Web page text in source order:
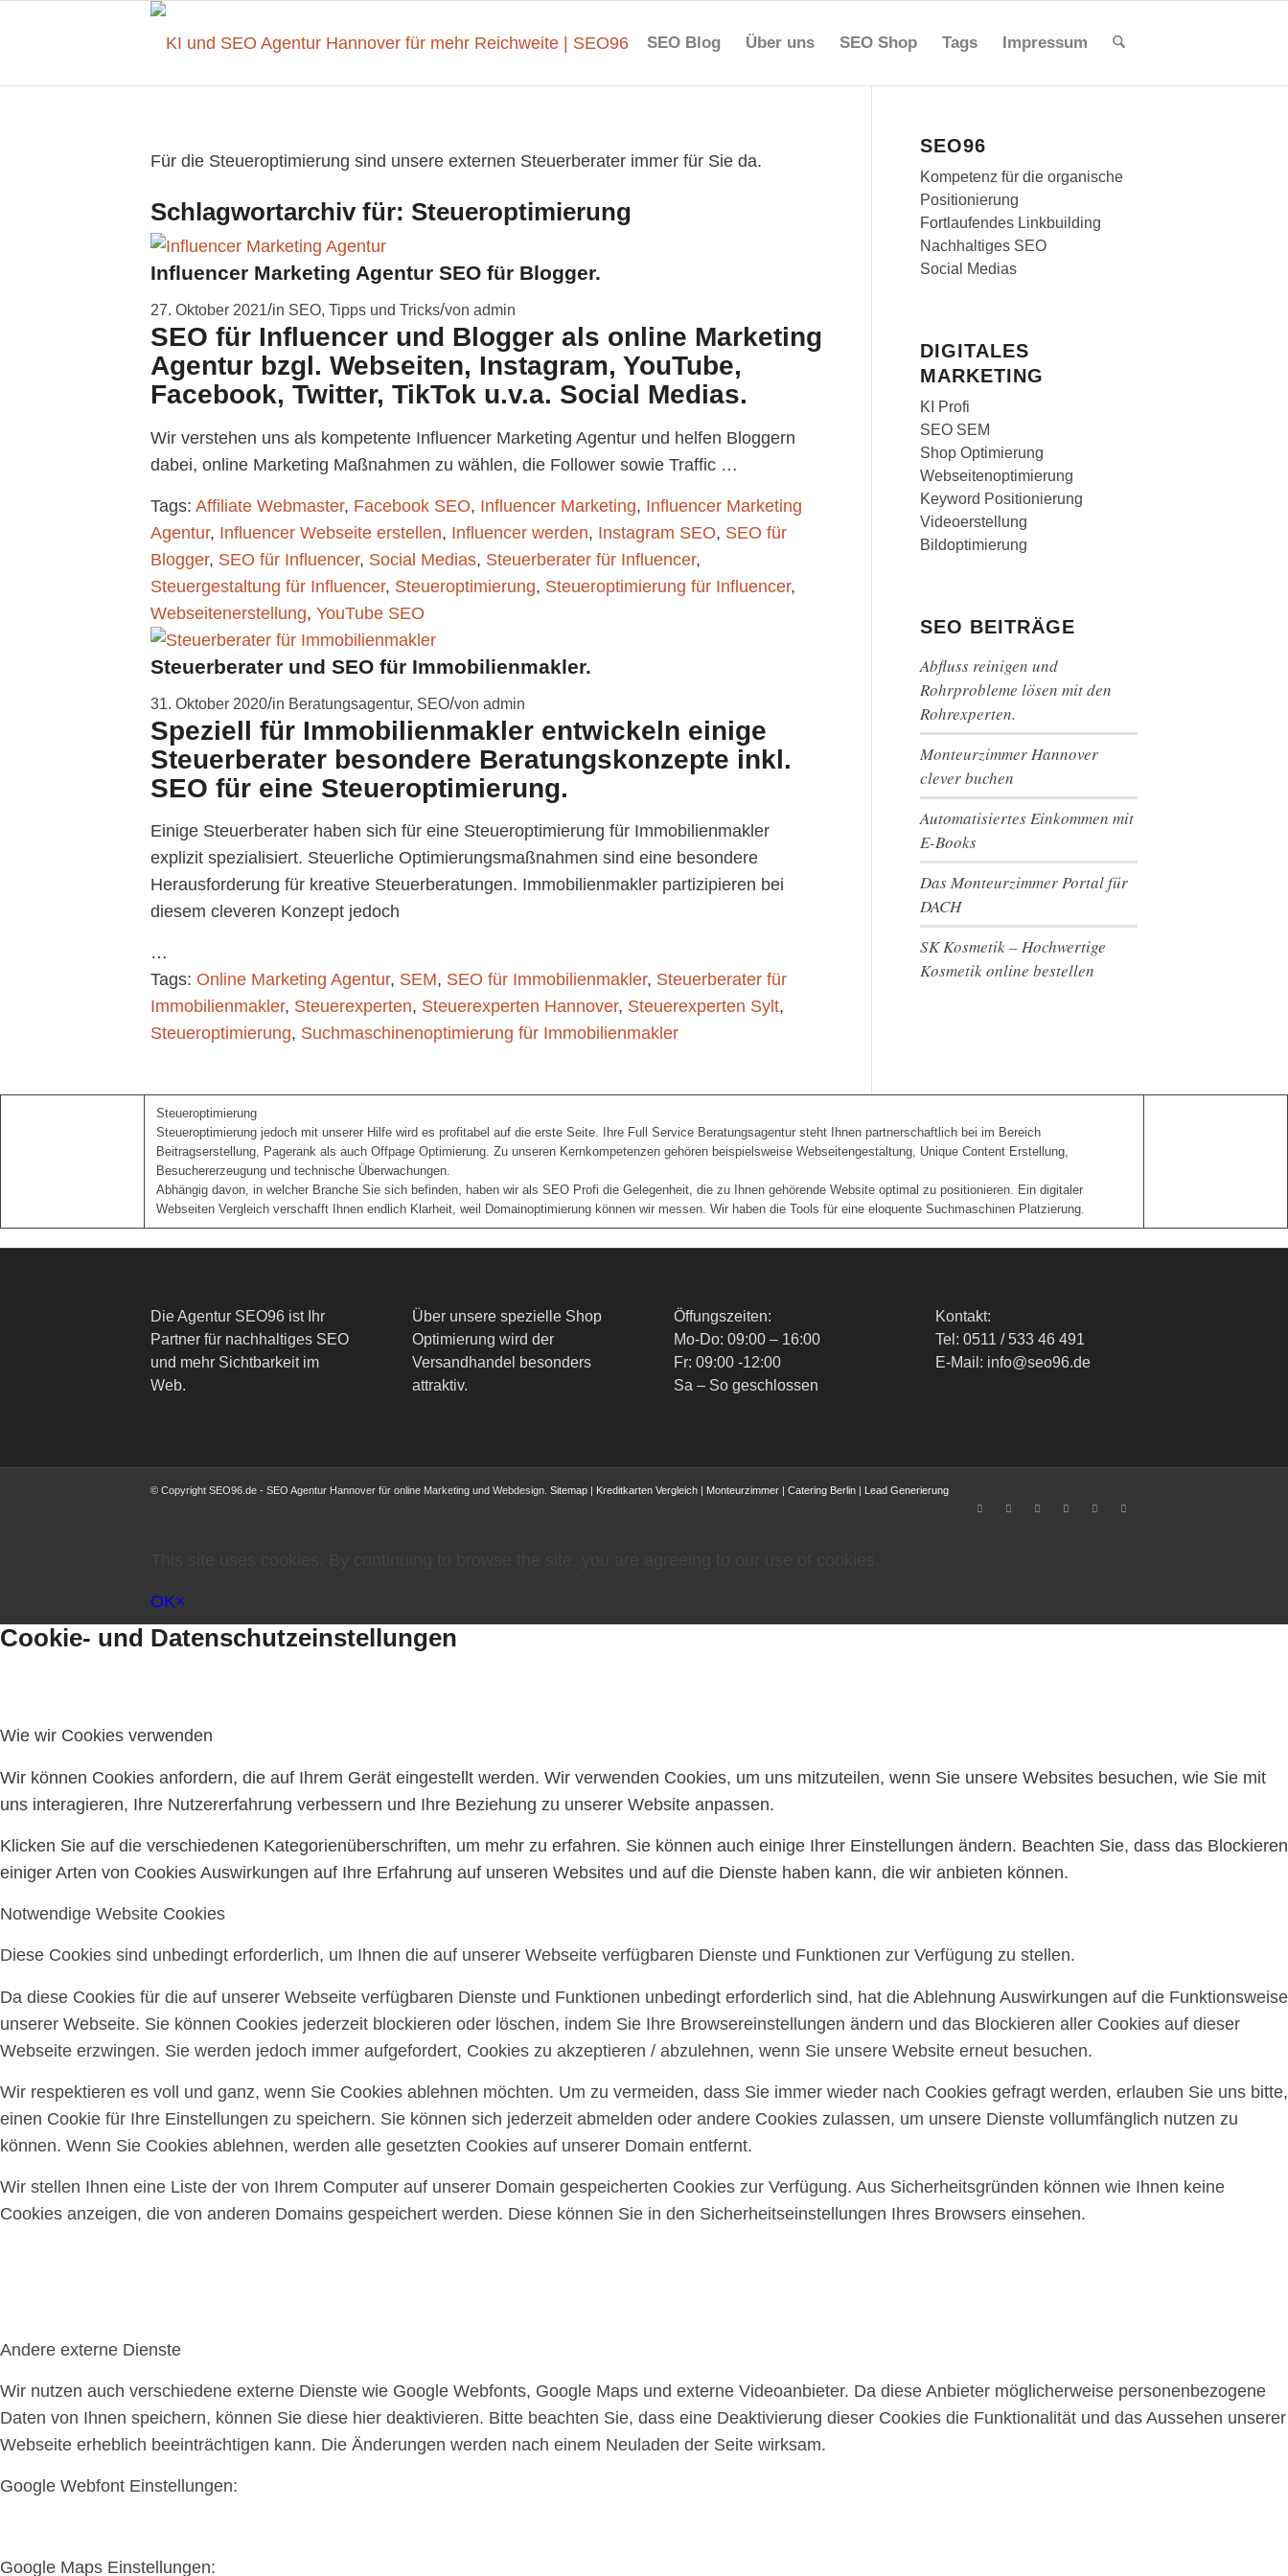
SEO Blog Über uns SEO Shop Tags Impressum
Für die Steueroptimierung sind unsere externen Steuerberater immer für Sie da.
Schlagwortarchiv für: Steueroptimierung
Influencer Marketing Agentur SEO für Blogger.
27. Oktober 2021/in SEO, Tipps und Tricks/von admin
SEO für Influencer und Blogger als online Marketing
Agentur bzgl. Webseiten, Instagram, YouTube,
Facebook, Twitter, TikTok u.v.a. Social Medias.
Wir verstehen uns als kompetente Influencer Marketing Agentur und helfen Bloggern
dabei, online Marketing Maßnahmen zu wählen, die Follower sowie Traffic …
Tags: Affiliate Webmaster, Facebook SEO, Influencer Marketing, Influencer Marketing
Agentur, Influencer Webseite erstellen, Influencer werden, Instagram SEO, SEO für
Blogger, SEO für Influencer, Social Medias, Steuerberater für Influencer,
Steuergestaltung für Influencer, Steueroptimierung, Steueroptimierung für Influencer,
Webseitenerstellung, YouTube SEO
Steuerberater und SEO für Immobilienmakler.
31. Oktober 2020/in Beratungsagentur, SEO/von admin
Speziell für Immobilienmakler entwickeln einige
Steuerberater besondere Beratungskonzepte inkl.
SEO für eine Steueroptimierung.
Einige Steuerberater haben sich für eine Steueroptimierung für Immobilienmakler
explizit spezialisiert. Steuerliche Optimierungsmaßnahmen sind eine besondere
Herausforderung für kreative Steuerberatungen. Immobilienmakler partizipieren bei
diesem cleveren Konzept jedoch
…
Tags: Online Marketing Agentur, SEM, SEO für Immobilienmakler, Steuerberater für
Immobilienmakler, Steuerexperten, Steuerexperten Hannover, Steuerexperten Sylt,
Steueroptimierung, Suchmaschinenoptimierung für Immobilienmakler
SEO96
Kompetenz für die organische
Positionierung
Fortlaufendes Linkbuilding
Nachhaltiges SEO
Social Medias
DIGITALES
MARKETING
KI Profi
SEO SEM
Shop Optimierung
Webseitenoptimierung
Keyword Positionierung
Videoerstellung
Bildoptimierung
SEO BEITRÄGE
Abfluss reinigen und
Rohrprobleme lösen mit den
Rohrexperten.
Monteurzimmer Hannover
clever buchen
Automatisiertes Einkommen mit
E-Books
Das Monteurzimmer Portal für
DACH
SK Kosmetik – Hochwertige
Kosmetik online bestellen
Steueroptimierung
Steueroptimierung jedoch mit unserer Hilfe wird es profitabel auf die erste Seite. Ihre Full Service Beratungsagentur steht Ihnen partnerschaftlich bei im Bereich
Beitragserstellung, Pagerank als auch Offpage Optimierung. Zu unseren Kernkompetenzen gehören beispielsweise Webseitengestaltung, Unique Content Erstellung,
Besuchererzeugung und technische Überwachungen.
Abhängig davon, in welcher Branche Sie sich befinden, haben wir als SEO Profi die Gelegenheit, die zu Ihnen gehörende Website optimal zu positionieren. Ein digitaler
Webseiten Vergleich verschafft Ihnen endlich Klarheit, weil Domainoptimierung können wir messen. Wir haben die Tools für eine eloquente Suchmaschinen Platzierung.
Die Agentur SEO96 ist Ihr
Partner für nachhaltiges SEO
und mehr Sichtbarkeit im
Web.
Über unsere spezielle Shop
Optimierung wird der
Versandhandel besonders
attraktiv.
Öffungszeiten:
Mo-Do: 09:00 – 16:00
Fr: 09:00 -12:00
Sa – So geschlossen
Kontakt:
Tel: 0511 / 533 46 491
E-Mail: info@seo96.de
© Copyright SEO96.de - SEO Agentur Hannover für online Marketing und Webdesign. Sitemap | Kreditkarten Vergleich | Monteurzimmer | Catering Berlin | Lead Generierung
OK×
Cookie- und Datenschutzeinstellungen
Wie wir Cookies verwenden
Wir können Cookies anfordern, die auf Ihrem Gerät eingestellt werden. Wir verwenden Cookies, um uns mitzuteilen, wenn Sie unsere Websites besuchen, wie Sie mit
uns interagieren, Ihre Nutzererfahrung verbessern und Ihre Beziehung zu unserer Website anpassen.
Klicken Sie auf die verschiedenen Kategorienüberschriften, um mehr zu erfahren. Sie können auch einige Ihrer Einstellungen ändern. Beachten Sie, dass das Blockieren
einiger Arten von Cookies Auswirkungen auf Ihre Erfahrung auf unseren Websites und auf die Dienste haben kann, die wir anbieten können.
Notwendige Website Cookies
Diese Cookies sind unbedingt erforderlich, um Ihnen die auf unserer Webseite verfügbaren Dienste und Funktionen zur Verfügung zu stellen.
Da diese Cookies für die auf unserer Webseite verfügbaren Dienste und Funktionen unbedingt erforderlich sind, hat die Ablehnung Auswirkungen auf die Funktionsweise
unserer Webseite. Sie können Cookies jederzeit blockieren oder löschen, indem Sie Ihre Browsereinstellungen ändern und das Blockieren aller Cookies auf dieser
Webseite erzwingen. Sie werden jedoch immer aufgefordert, Cookies zu akzeptieren / abzulehnen, wenn Sie unsere Website erneut besuchen.
Wir respektieren es voll und ganz, wenn Sie Cookies ablehnen möchten. Um zu vermeiden, dass Sie immer wieder nach Cookies gefragt werden, erlauben Sie uns bitte,
einen Cookie für Ihre Einstellungen zu speichern. Sie können sich jederzeit abmelden oder andere Cookies zulassen, um unsere Dienste vollumfänglich nutzen zu
können. Wenn Sie Cookies ablehnen, werden alle gesetzten Cookies auf unserer Domain entfernt.
Wir stellen Ihnen eine Liste der von Ihrem Computer auf unserer Domain gespeicherten Cookies zur Verfügung. Aus Sicherheitsgründen können wie Ihnen keine
Cookies anzeigen, die von anderen Domains gespeichert werden. Diese können Sie in den Sicherheitseinstellungen Ihres Browsers einsehen.
Andere externe Dienste
Wir nutzen auch verschiedene externe Dienste wie Google Webfonts, Google Maps und externe Videoanbieter. Da diese Anbieter möglicherweise personenbezogene
Daten von Ihnen speichern, können Sie diese hier deaktivieren. Bitte beachten Sie, dass eine Deaktivierung dieser Cookies die Funktionalität und das Aussehen unserer
Webseite erheblich beeinträchtigen kann. Die Änderungen werden nach einem Neuladen der Seite wirksam.
Google Webfont Einstellungen:
Google Maps Einstellungen: